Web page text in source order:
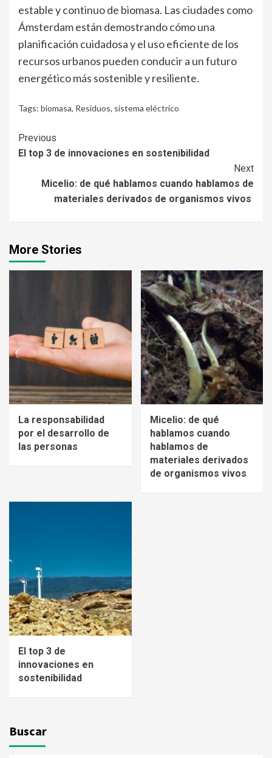
estable y continuo de biomasa. Las ciudades como
Ámsterdam están demostrando cómo una
planificación cuidadosa y el uso eficiente de los
recursos urbanos pueden conducir a un futuro
energético más sostenible y resiliente.
Tags: biomasa, Residuos, sistema eléctrico
Continue
Reading
Previous
El top 3 de innovaciones en sostenibilidad
Next
Micelio: de qué hablamos cuando hablamos de
materiales derivados de organismos vivos
More Stories
La responsabilidad
por el desarrollo de
las personas
Micelio: de qué
hablamos cuando
hablamos de
materiales derivados
de organismos vivos
El top 3 de
innovaciones en
sostenibilidad
Buscar